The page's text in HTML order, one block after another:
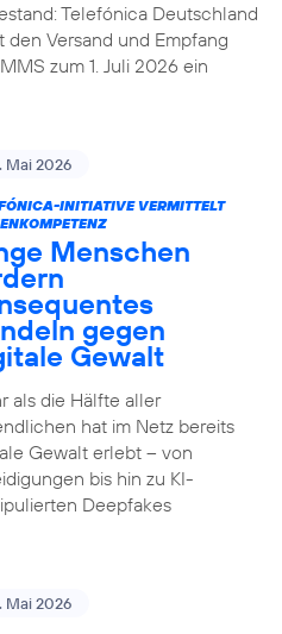
Telefónica Deutschland
den Versand und Empfang
zum 1. Juli 2026 ein
Mai 2026
INITIATIVE VERMITTELT
Menschen
gegen
Gewalt
als die Hälfte aller
hat im Netz bereits
Gewalt erlebt – von
bis hin zu KI-
Deepfakes
Mai 2026